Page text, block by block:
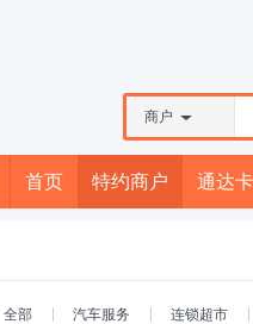
商户
首页 特约商户 通达卡
全部 汽车服务 连锁超市